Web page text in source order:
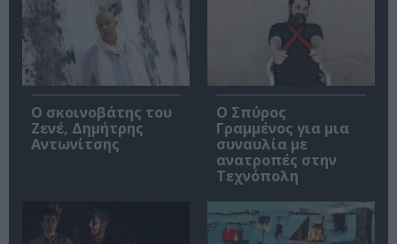
Ο σκοινοβάτης του
Ζενέ, Δημήτρης
Αντωνίτσης
Ο Σπύρος
Γραμμένος για μια
συναυλία με
ανατροπές στην
Τεχνόπολη